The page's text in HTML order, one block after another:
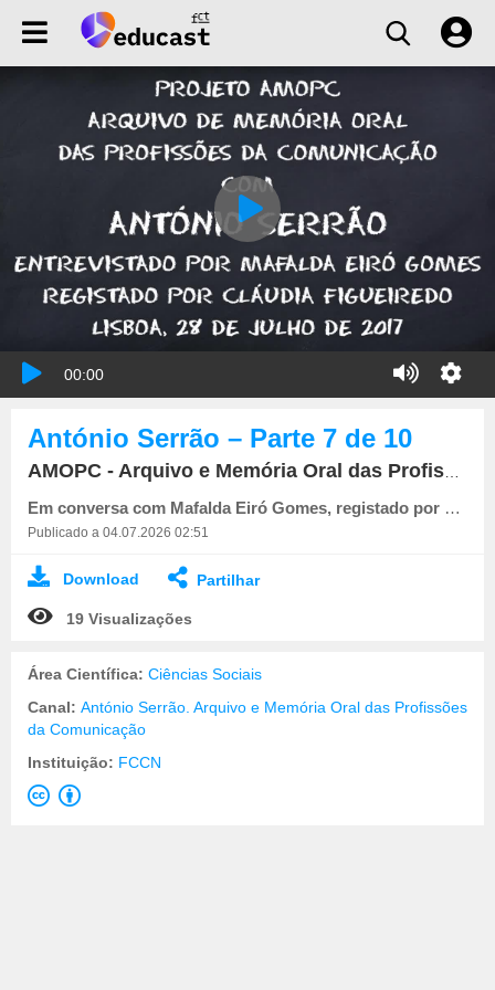
00:00
António Serrão – Parte 7 de 10
AMOPC - Arquivo e Memória Oral das Profissões da Comunicação
Em conversa com Mafalda Eiró Gomes, registado por Miguel Batista.
Publicado a 04.07.2026 02:51
Download Partilhar
19 Visualizações
Área Científica: Ciências Sociais
Canal: António Serrão. Arquivo e Memória Oral das Profissões
da Comunicação
Instituição: FCCN